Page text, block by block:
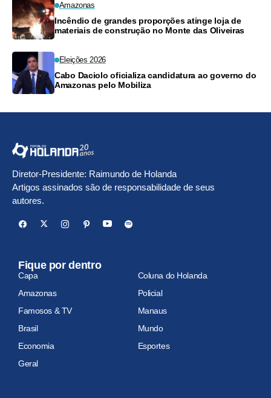
Amazonas
Incêndio de grandes proporções atinge loja de
materiais de construção no Monte das Oliveiras
Eleições 2026
Cabo Daciolo oficializa candidatura ao governo do
Amazonas pelo Mobiliza
Diretor-Presidente: Raimundo de Holanda
Artigos assinados são de responsabilidade de seus
autores.
Fique por dentro
Capa
Coluna do Holanda
Amazonas
Policial
Famosos & TV
Manaus
Brasil
Mundo
Economia
Esportes
Geral